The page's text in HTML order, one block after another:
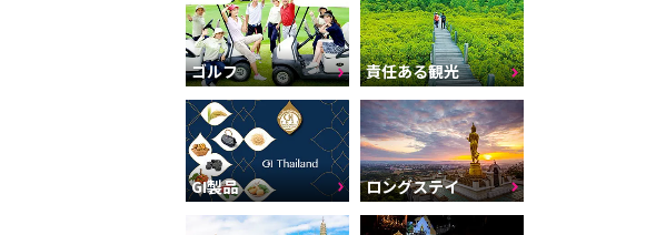
ゴルフ 責任ある観光
GI製品 ロングステイ